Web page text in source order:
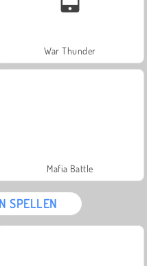
War Thunder
Mafia Battle
SPELLEN